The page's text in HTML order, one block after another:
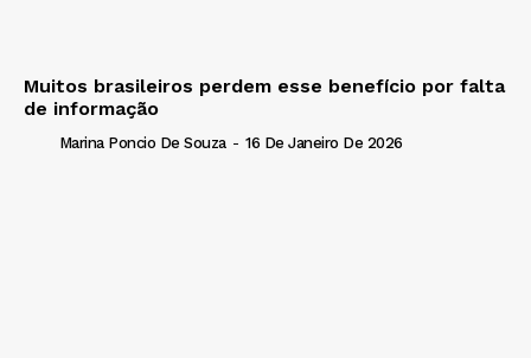
Muitos brasileiros perdem esse benefício por falta
de informação
Marina Poncio De Souza - 16 De Janeiro De 2026